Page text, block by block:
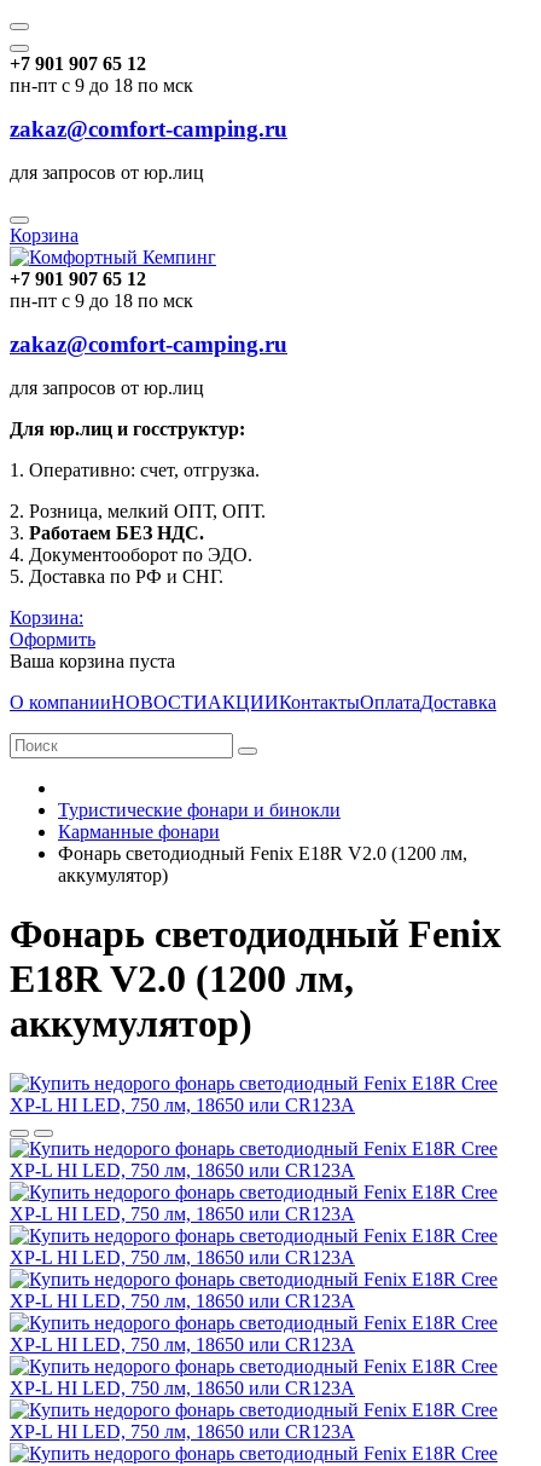
+7 901 907 65 12
пн-пт с 9 до 18 по мск
zakaz@comfort-camping.ru
для запросов от юр.лиц
Корзина
+7 901 907 65 12
пн-пт с 9 до 18 по мск
zakaz@comfort-camping.ru
для запросов от юр.лиц
Для юр.лиц и госструктур:
1. Оперативно: счет, отгрузка.
2. Розница, мелкий ОПТ, ОПТ.
3. Работаем БЕЗ НДС.
4. Документооборот по ЭДО.
5. Доставка по РФ и СНГ.
Корзина:
Оформить
Ваша корзина пуста
О компанииНОВОСТИАКЦИИКонтактыОплатаДоставка
Туристические фонари и бинокли
Карманные фонари
Фонарь светодиодный Fenix E18R V2.0 (1200 лм,
аккумулятор)
Фонарь светодиодный Fenix
E18R V2.0 (1200 лм,
аккумулятор)